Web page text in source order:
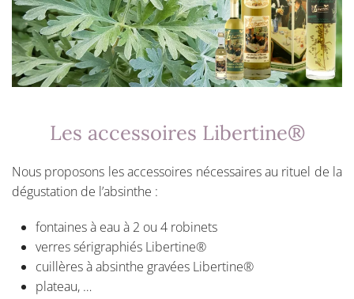
Les accessoires Libertine®
Nous proposons les accessoires nécessaires au rituel de la
dégustation de l’absinthe :
fontaines à eau à 2 ou 4 robinets
verres sérigraphiés Libertine®
cuillères à absinthe gravées Libertine®
plateau, …